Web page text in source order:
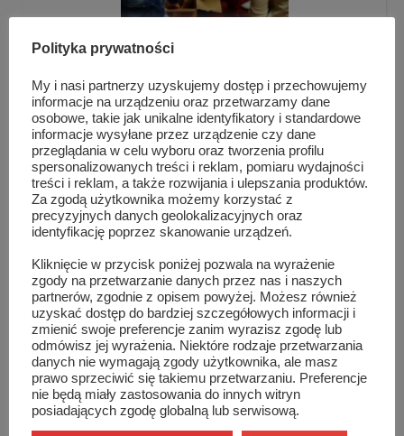
Świątecznie w Bibliotecznej Akademii Malucha
Kamil Łyczek w wojewódzkim etapie konkursu
history...
Polityka prywatności
My i nasi partnerzy uzyskujemy dostęp i przechowujemy
informacje na urządzeniu oraz przetwarzamy dane
osobowe, takie jak unikalne identyfikatory i standardowe
informacje wysyłane przez urządzenie czy dane
przeglądania w celu wyboru oraz tworzenia profilu
spersonalizowanych treści i reklam, pomiaru wydajności
treści i reklam, a także rozwijania i ulepszania produktów.
Za zgodą użytkownika możemy korzystać z
precyzyjnych danych geolokalizacyjnych oraz
identyfikację poprzez skanowanie urządzeń.
Kliknięcie w przycisk poniżej pozwala na wyrażenie
zgody na przetwarzanie danych przez nas i naszych
partnerów, zgodnie z opisem powyżej. Możesz również
uzyskać dostęp do bardziej szczegółowych informacji i
zmienić swoje preferencje zanim wyrazisz zgodę lub
odmówisz jej wyrażenia. Niektóre rodzaje przetwarzania
danych nie wymagają zgody użytkownika, ale masz
prawo sprzeciwić się takiemu przetwarzaniu. Preferencje
nie będą miały zastosowania do innych witryn
posiadających zgodę globalną lub serwisową.